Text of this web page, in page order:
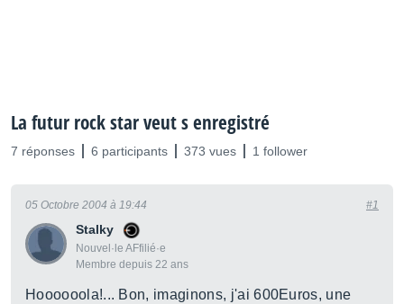
La futur rock star veut s enregistré
7 réponses 6 participants 373 vues 1 follower
Stalky
Nouvel·le AFfilié·e
Membre depuis 22 ans
05 Octobre 2004 à 19:44 #1
Hoooooola!... Bon, imaginons, j'ai 600Euros, une